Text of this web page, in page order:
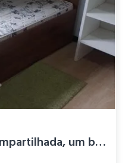
um quarto , cozinha compartilhada, um ba...